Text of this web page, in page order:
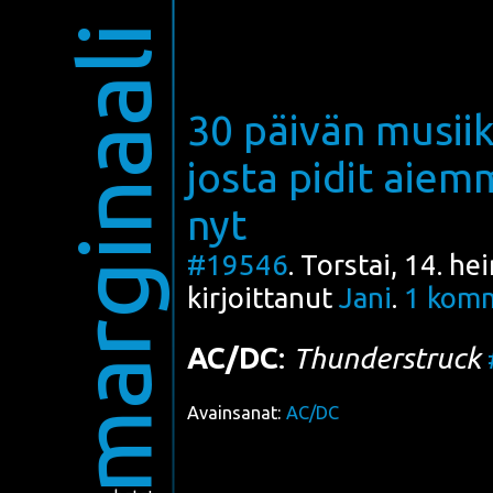
marginaali 30 päivän
josta pidit
nyt
#19546. Torstai, 14.
kirjoittanut Jani. 1
AC/DC: Thun­der­struck
Avainsanat: AC/DC